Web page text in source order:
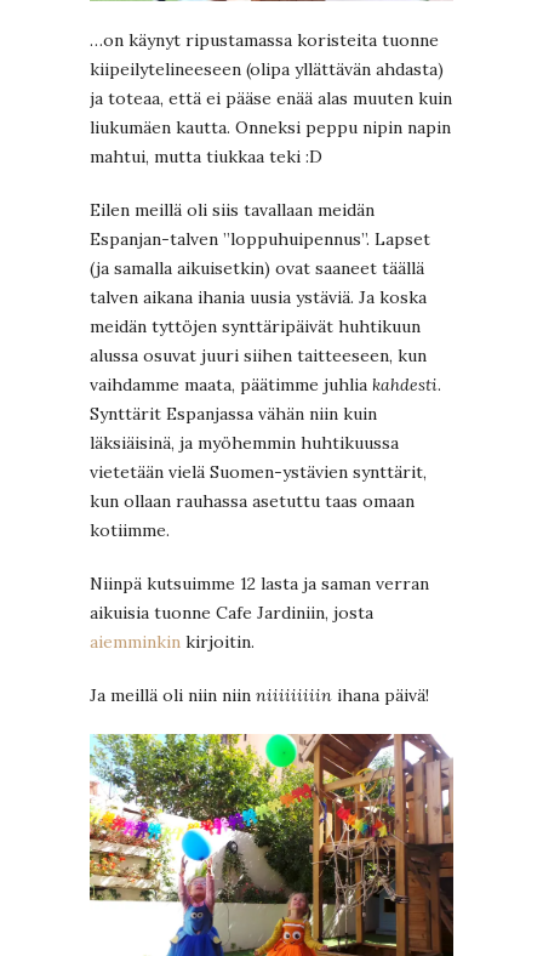
…on käynyt ripustamassa koristeita tuonne
kiipeilytelineeseen (olipa yllättävän ahdasta)
ja toteaa, että ei pääse enää alas muuten kuin
liukumäen kautta. Onneksi peppu nipin napin
mahtui, mutta tiukkaa teki :D
Eilen meillä oli siis tavallaan meidän
Espanjan-talven ”loppuhuipennus”. Lapset
(ja samalla aikuisetkin) ovat saaneet täällä
talven aikana ihania uusia ystäviä. Ja koska
meidän tyttöjen synttäripäivät huhtikuun
alussa osuvat juuri siihen taitteeseen, kun
vaihdamme maata, päätimme juhlia kahdesti.
Synttärit Espanjassa vähän niin kuin
läksiäisinä, ja myöhemmin huhtikuussa
vietetään vielä Suomen-ystävien synttärit,
kun ollaan rauhassa asetuttu taas omaan
kotiimme.
Niinpä kutsuimme 12 lasta ja saman verran
aikuisia tuonne Cafe Jardiniin, josta
aiemminkin kirjoitin.
Ja meillä oli niin niin niiiiiiiiin ihana päivä!